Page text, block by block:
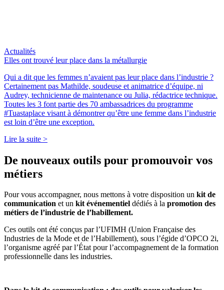
Actualités
Elles ont trouvé leur place dans la métallurgie
Qui a dit que les femmes n’avaient pas leur place dans l’industrie ?
Certainement pas Mathilde, soudeuse et animatrice d’équipe, ni
Audrey, technicienne de maintenance ou Julia, rédactrice technique.
Toutes les 3 font partie des 70 ambassadrices du programme
#Tuastaplace visant à démontrer qu’être une femme dans l’industrie
est loin d’être une exception.
Lire la suite >
De nouveaux outils pour promouvoir vos
métiers
Pour vous accompagner, nous mettons à votre disposition un kit de
communication et un kit événementiel dédiés à la promotion des
métiers de l’industrie de l’habillement.
Ces outils ont été conçus par l’UFIMH (Union Française des
Industries de la Mode et de l’Habillement), sous l’égide d’OPCO 2i,
l’organisme agréé par l’État pour l’accompagnement de la formation
professionnelle dans les industries.